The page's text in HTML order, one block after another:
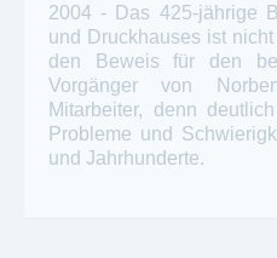
2004 - Das 425-jährige
und Druckhauses ist
den Beweis für den
Vorgänger von
Mitarbeiter, denn
Probleme und
und Jahrhunderte.